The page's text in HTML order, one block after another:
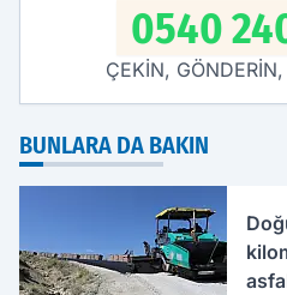
0540
ÇEKİN,
BUNLARA DA BAKIN